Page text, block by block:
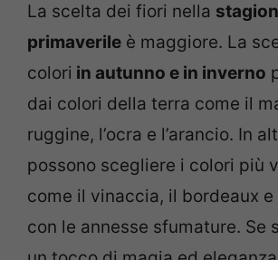
La scelta dei fiori nella
primaverile è maggiore. La
colori in autunno e in inverno
dai colori della terra come il
ruggine, l’ocra e l’arancio. In
possono scegliere i colori più
come il vinaccia, il bordeaux e
con le annesse sfumature. Se